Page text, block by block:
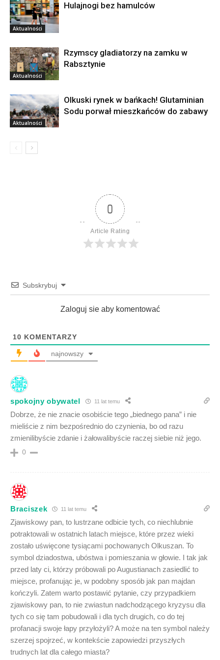
Aktualności
Hulajnogi bez hamulców
Aktualności
Rzymscy gladiatorzy na zamku w
Rabsztynie
Aktualności
Olkuski rynek w bańkach! Glutaminian
Sodu porwał mieszkańców do zabawy
0
Article Rating
Subskrybuj
Zaloguj sie aby komentować
10 KOMENTARZY
najnowszy
spokojny obywatel 11 lat temu
Dobrze, że nie znacie osobiście tego „biednego pana” i nie
mieliście z nim bezpośrednio do czynienia, bo od razu
zmienilibyście zdanie i żałowalibyście raczej siebie niż jego.
0
Braciszek 11 lat temu
Zjawiskowy pan, to lustrzane odbicie tych, co niechlubnie
potraktowali w ostatnich latach miejsce, które przez wieki
zostało uświęcone tysiącami pochowanych Olkuszan. To
symbol dziadostwa, ubóstwa i pomieszania w głowie. I tak jak
przed laty ci, którzy próbowali po Augustianach zasiedlić to
miejsce, profanując je, w podobny sposób jak pan majdan
kończyli. Zatem warto postawić pytanie, czy przypadkiem
zjawiskowy pan, to nie zwiastun nadchodzącego kryzysu dla
tych co się tam pobudowali i dla tych drugich, co do tej
profanacji swoje łapy przyłożyli? A może na ten symbol należy
szerzej spojrzeć, w kontekście zapowiedzi przyszłych
trudnych lat dla całego miasta?